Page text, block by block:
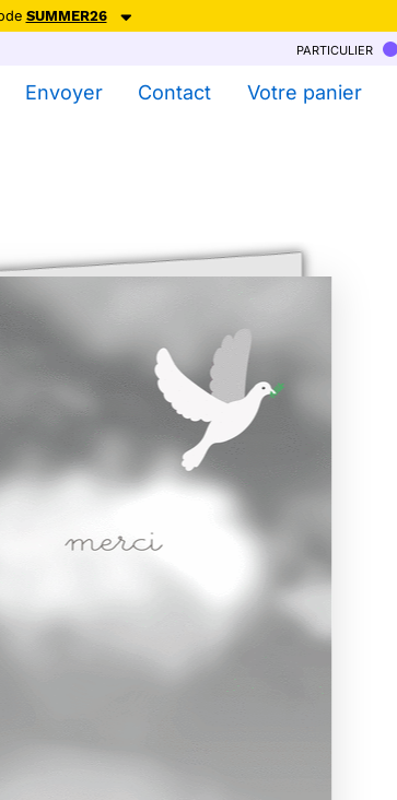
SUMMER26
particulier
Envoyer Contact Votre panier